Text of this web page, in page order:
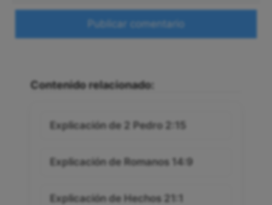
Contenido relacionado:
Explicación de 2 Pedro 2:15
Explicación de Romanos 14:9
Explicación de Hechos 21:1